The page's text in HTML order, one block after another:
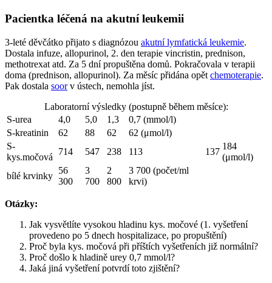
Pacientka léčená na akutní leukemii
3-leté děvčátko přijato s diagnózou akutní lymfatická leukemie.
Dostala infuze, allopurinol, 2. den terapie vincristin, prednison,
methotrexat atd. Za 5 dní propuštěna domů. Pokračovala v terapii
doma (prednison, allopurinol). Za měsíc přidána opět chemoterapie.
Pak dostala soorv ústech, nemohla jíst.
Laboratorní výsledky (postupně během měsíce):
S-urea
4,0 5,0 1,3
0,7 (mmol/l)
S-kreatinin
62 88 62
62 (μmol/l)
S-
kys.močová
714 547 238 113 137
184
(μmol/l)
bílé krvinky
56
300
3
700
2
800
3 700 (počet/ml
krvi)
Otázky:
Jak vysvětlíte vysokou hladinu kys. močové (1. vyšetření
provedeno po 5 dnech hospitalizace, po propuštění)
Proč byla kys. močová při příštích vyšetřeních již normální?
Proč došlo k hladině urey 0,7 mmol/l?
Jaká jiná vyšetření potvrdí toto zjištění?